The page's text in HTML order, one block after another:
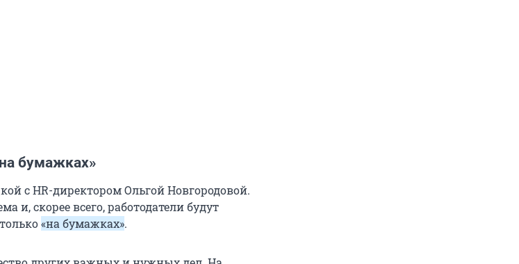
бумажках»
с HR-директором Ольгой Новгородовой.
и, скорее всего, работодатели будут
«на бумажках».